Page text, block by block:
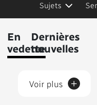
Sujets
En
vedette
Dernières
nouvelles
Voir plus +